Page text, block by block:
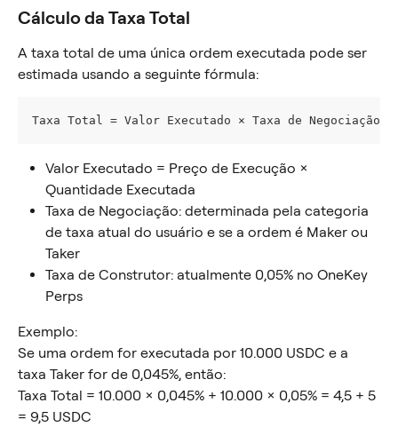
Cálculo da Taxa Total
A taxa total de uma única ordem executada pode ser
estimada usando a seguinte fórmula:
Taxa Total = Valor Executado × Taxa de Negociação
Valor Executado = Preço de Execução ×
Quantidade Executada
Taxa de Negociação: determinada pela categoria
de taxa atual do usuário e se a ordem é Maker ou
Taker
Taxa de Construtor: atualmente 0,05% no OneKey
Perps
Exemplo:
Se uma ordem for executada por 10.000 USDC e a
taxa Taker for de 0,045%, então:
Taxa Total = 10.000 × 0,045% + 10.000 × 0,05% = 4,5 + 5
= 9,5 USDC